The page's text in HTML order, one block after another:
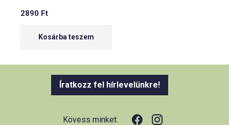
2890 Ft
Kosárba teszem
Íratkozz fel hírlevelünkre!
Kövess minket: